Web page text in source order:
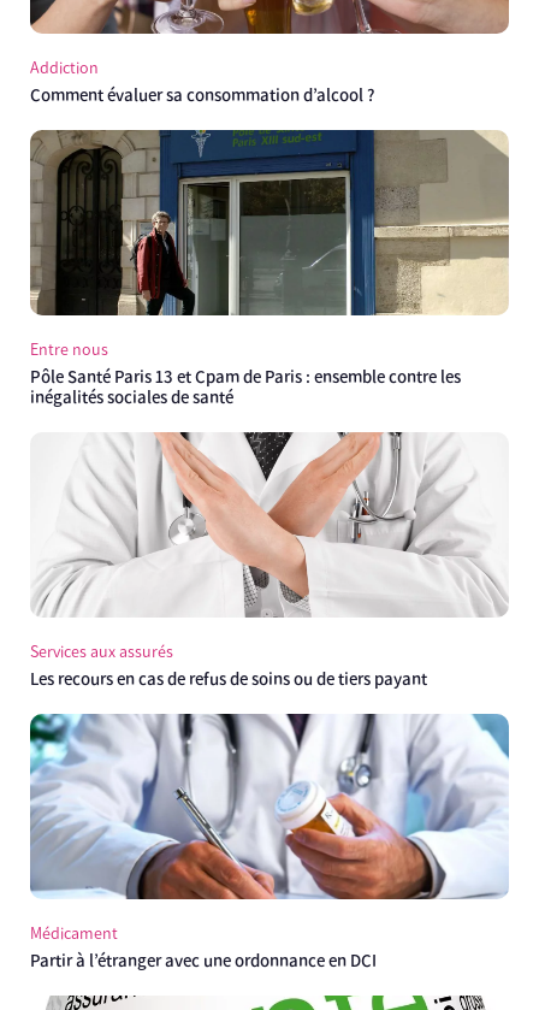
Addiction
Comment évaluer sa consommation d’alcool ?
Entre nous
Pôle Santé Paris 13 et Cpam de Paris : ensemble contre les
inégalités sociales de santé
Services aux assurés
Les recours en cas de refus de soins ou de tiers payant
Médicament
Partir à l’étranger avec une ordonnance en DCI